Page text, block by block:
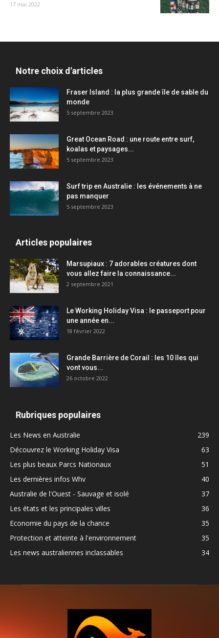
17 mai 2022
Notre choix d'articles
Fraser Island : la plus grande île de sable du
monde
5 septembre 2023
Great Ocean Road : une route entre surf,
koalas et paysages...
5 septembre 2023
Surf trip en Australie : les événements à ne
pas manquer
5 septembre 2023
Articles populaires
Marsupiaux : 7 adorables créatures dont
vous allez faire la connaissance...
2 septembre 2021
Le Working Holiday Visa : le passeport pour
une année en...
18 février 2022
Grande Barrière de Corail : les 10 îles qui
vont vous...
26 octobre 2022
Rubriques populaires
Les News en Australie
239
Découvrez le Working Holiday Visa
63
Les plus beaux Parcs Nationaux
51
Les dernières infos Whv
40
Australie de l'Ouest - Sauvage et isolé
37
Les états et les principales villes
36
Economie du pays de la chance
35
Protection et atteinte à l'environnement
35
Les news australiennes inclassables
34